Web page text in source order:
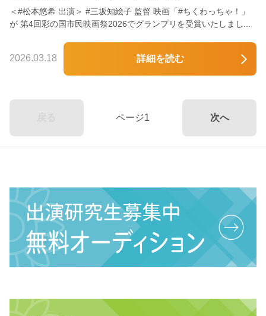
＜#松本悠希 出演＞ #三坂知絵子 監督 映画「#ちくわっちゃ！」
が 第4回彩の国市民映画祭2026でグランプリを受賞いたしまし...
2026.03.18 詳細を読む
ページ1 次へ